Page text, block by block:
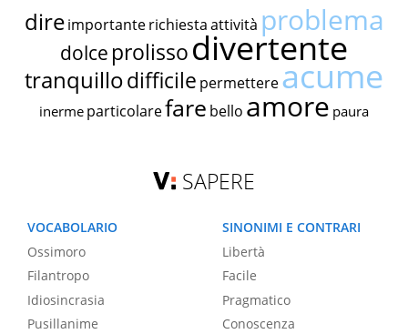
dire importante richiestaattività problema
dolce prolissodivertente
tranquillodifficile permettereacume
inerme particolarefare bello amore paura
SAPERE
VOCABOLARIO
Ossimoro
Filantropo
Idiosincrasia
Pusillanime
SINONIMI E CONTRARI
Libertà
Facile
Pragmatico
Conoscenza